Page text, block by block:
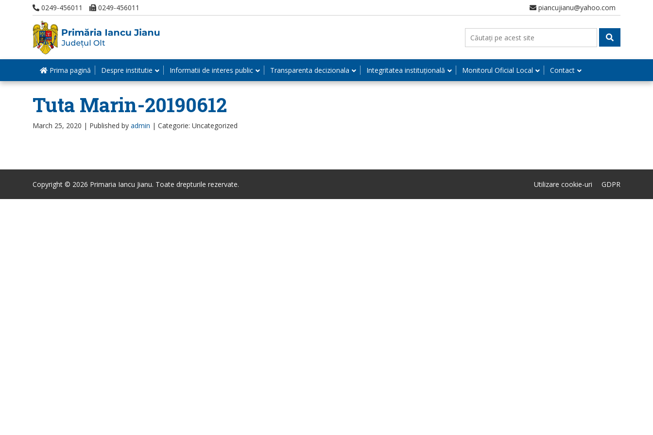
0249-456011 0249-456011 piancujianu@yahoo.com
Prima pagină Despre institutie Informatii de interes public Transparenta decizionala Integritatea instituțională Monitorul Oficial Local Contact
Tuta Marin-20190612
March 25, 2020 | Published by admin | Categorie: Uncategorized
Copyright © 2026 Primaria Iancu Jianu. Toate drepturile rezervate. Utilizare cookie-uri GDPR